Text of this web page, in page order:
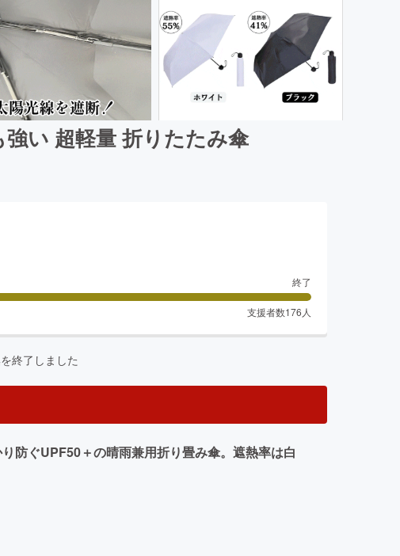
い 超軽量 折りたたみ傘
終了
支援者数176 人
終了しました
防ぐUPF50＋の晴雨兼用折り畳み傘。遮熱率は白